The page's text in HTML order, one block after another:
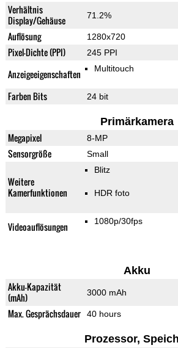
Verhältnis
Display/Gehäuse
71.2%
Auflösung 1280x720
Pixel-Dichte (PPI) 245 PPI
Anzeigeeigenschaften Multitouch
Farben Bits 24 bit
Primärkamera
Megapixel 8-MP
Sensorgröße Small
Weitere
Kamerfunktionen
Blitz
HDR foto
Videoauflösungen 1080p/30fps
Akku
Akku-Kapazität
(mAh)
3000 mAh
Max. Gesprächsdauer 40 hours
Prozessor,